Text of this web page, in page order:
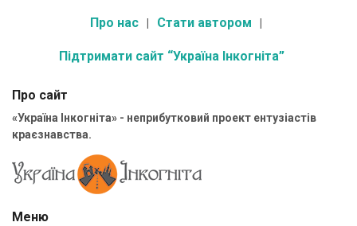
Про нас Стати автором
Підтримати сайт “Україна Інкогніта”
Про сайт
«Україна Інкогніта» - неприбутковий проект ентузіастів
краєзнавства.
Меню